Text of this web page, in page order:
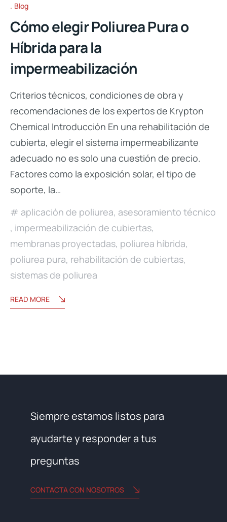
Blog
Cómo elegir Poliurea Pura o
Híbrida para la
impermeabilización
Criterios técnicos, condiciones de obra y
recomendaciones de los expertos de Krypton
Chemical Introducción En una rehabilitación de
cubierta, elegir el sistema impermeabilizante
adecuado no es solo una cuestión de precio.
Factores como la exposición solar, el tipo de
soporte, la…
aplicación de poliurea, asesoramiento técnico
, impermeabilización de cubiertas,
membranas proyectadas, poliurea híbrida,
poliurea pura, rehabilitación de cubiertas,
sistemas de poliurea
READ MORE
Siempre estamos listos para
ayudarte y responder a tus
preguntas
CONTACTA CON NOSOTROS